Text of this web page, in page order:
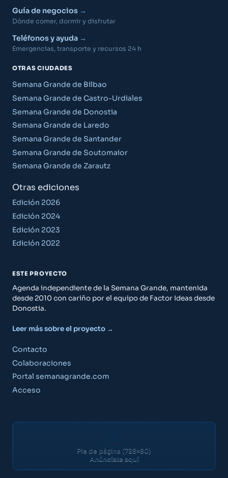
Guía de negocios
Dónde comer, dormir y disfrutar
Teléfonos y ayuda
Emergencias, transporte y recursos 24 h
OTRAS CIUDADES
Semana Grande de Bilbao
Semana Grande de Castro-Urdiales
Semana Grande de Donostia
Semana Grande de Laredo
Semana Grande de Santander
Semana Grande de Soutomaior
Semana Grande de Zarautz
Otras ediciones
Edición 2026
Edición 2024
Edición 2023
Edición 2022
ESTE PROYECTO
Agenda independiente de la Semana Grande, mantenida
desde 2010 con cariño por el equipo de Factor Ideas desde
Donostia.
Leer más sobre el proyecto →
Contacto
Colaboraciones
Portal semanagrande.com
Acceso
Pie de página (728×80)
Anúnciate aquí